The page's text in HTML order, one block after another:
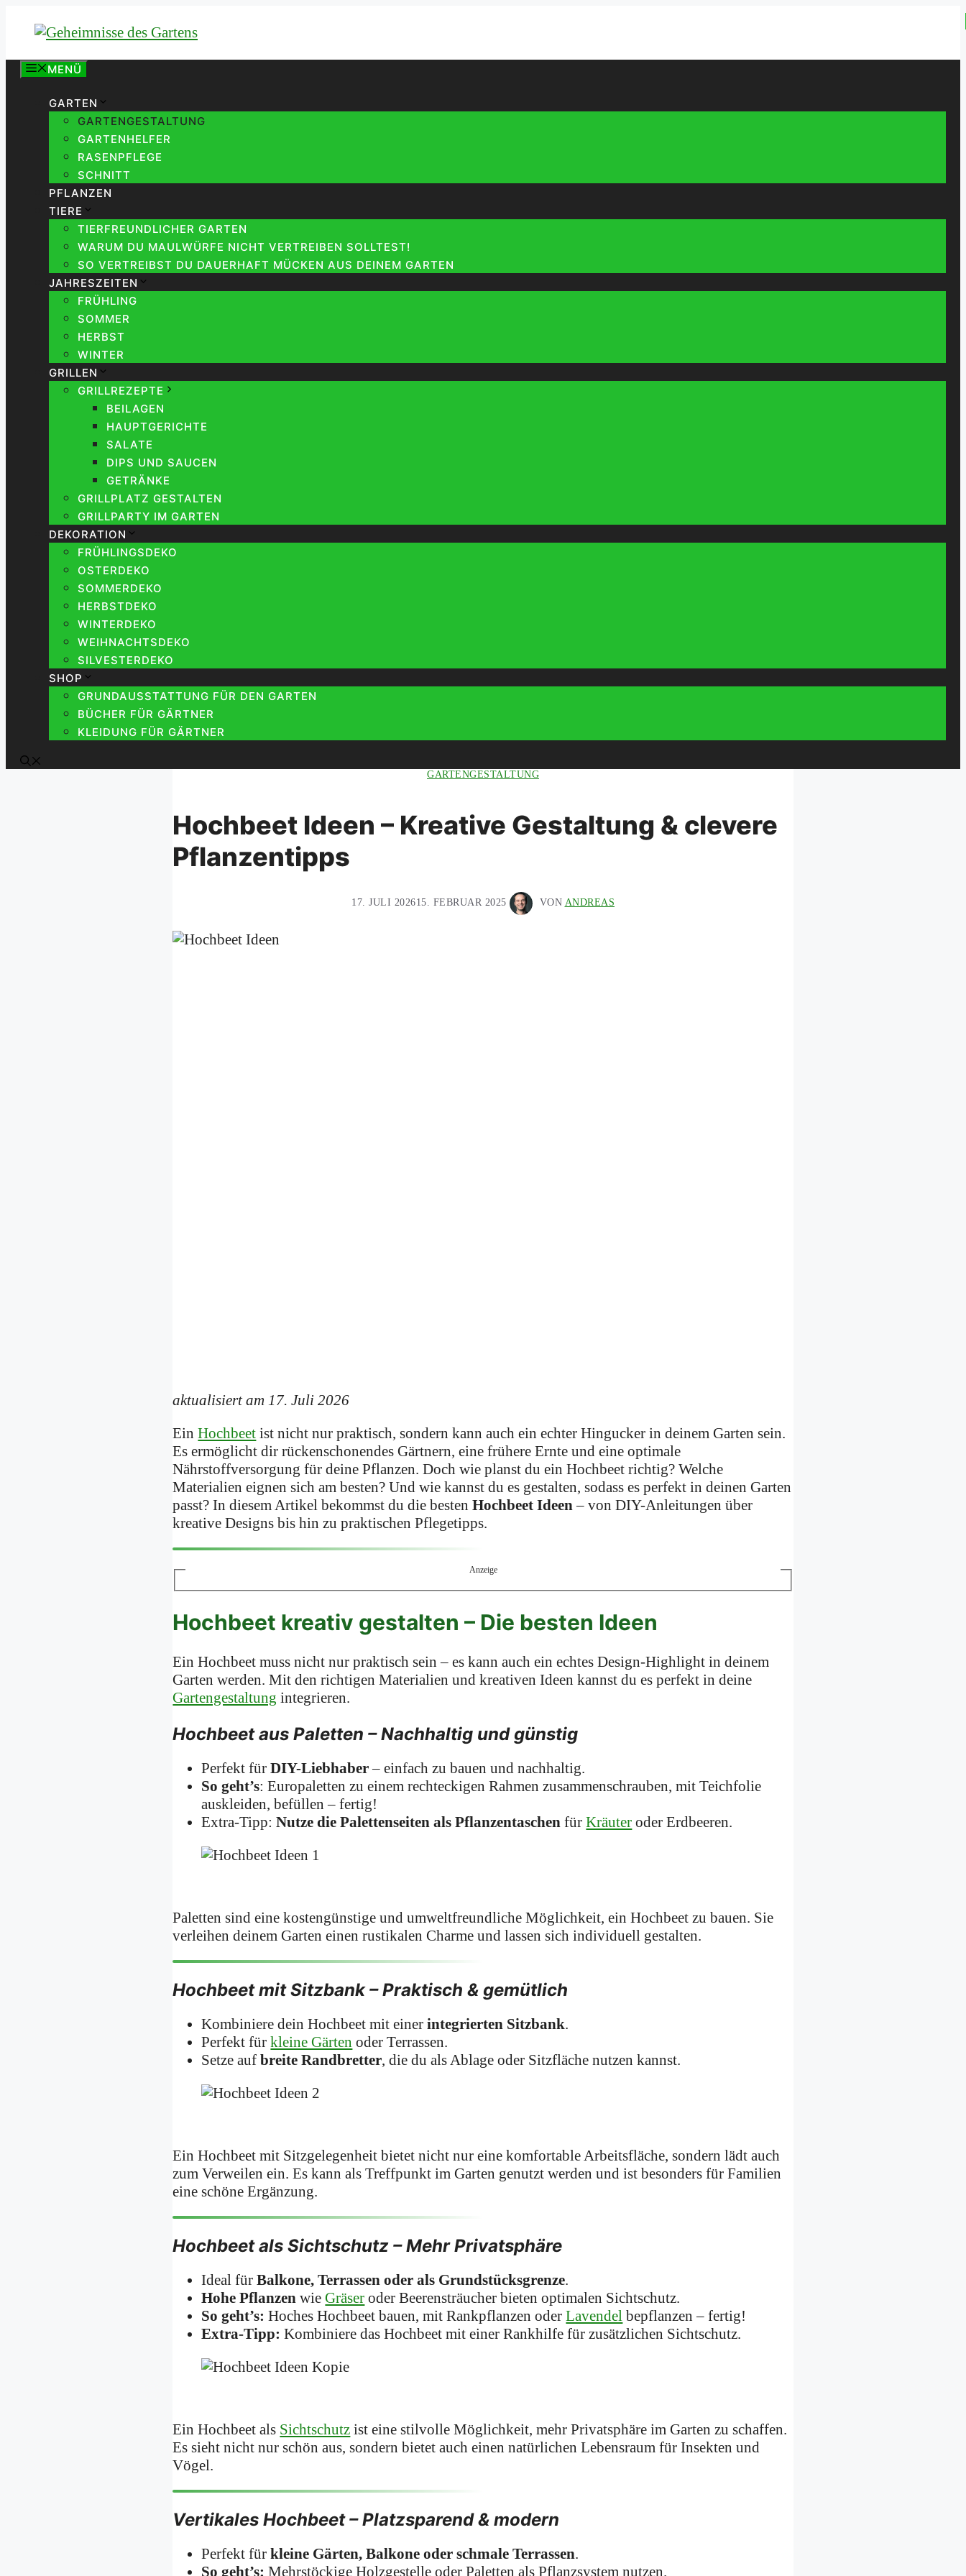
Inhalt
MENÜ
GARTEN
GARTENGESTALTUNG
GARTENHELFER
RASENPFLEGE
SCHNITT
PFLANZEN
TIERE
TIERFREUNDLICHER GARTEN
WARUM DU MAULWÜRFE NICHT VERTREIBEN SOLLTEST!
SO VERTREIBST DU DAUERHAFT MÜCKEN AUS DEINEM GARTEN
JAHRESZEITEN
FRÜHLING
SOMMER
HERBST
WINTER
GRILLEN
GRILLREZEPTE
BEILAGEN
HAUPTGERICHTE
SALATE
DIPS UND SAUCEN
GETRÄNKE
GRILLPLATZ GESTALTEN
GRILLPARTY IM GARTEN
DEKORATION
FRÜHLINGSDEKO
OSTERDEKO
SOMMERDEKO
HERBSTDEKO
WINTERDEKO
WEIHNACHTSDEKO
SILVESTERDEKO
SHOP
GRUNDAUSSTATTUNG FÜR DEN GARTEN
BÜCHER FÜR GÄRTNER
KLEIDUNG FÜR GÄRTNER
GARTENGESTALTUNG
Hochbeet Ideen – Kreative Gestaltung & clevere
Pflanzentipps
17. JULI 202615. FEBRUAR 2025 VON ANDREAS
aktualisiert am 17. Juli 2026
EinHochbeet ist nicht nur praktisch, sondern kann auch ein echter Hingucker in deinem Garten sein.
Es ermöglicht dir rückenschonendes Gärtnern, eine frühere Ernte und eine optimale
Nährstoffversorgung für deine Pflanzen. Doch wie planst du ein Hochbeet richtig? Welche
Materialien eignen sich am besten? Und wie kannst du es gestalten, sodass es perfekt in deinen Garten
passt? In diesem Artikel bekommst du die bestenHochbeet Ideen – von DIY-Anleitungen über
kreative Designs bis hin zu praktischen Pflegetipps.
Anzeige
Hochbeet kreativ gestalten – Die besten Ideen
Ein Hochbeet muss nicht nur praktisch sein – es kann auch ein echtes Design-Highlight in deinem
Garten werden. Mit den richtigen Materialien und kreativen Ideen kannst du es perfekt in deine
Gartengestaltung integrieren.
Hochbeet aus Paletten – Nachhaltig und günstig
Perfekt fürDIY-Liebhaber– einfach zu bauen und nachhaltig.
So geht’s: Europaletten zu einem rechteckigen Rahmen zusammenschrauben, mit Teichfolie
auskleiden, befüllen – fertig!
Extra-Tipp:Nutze die Palettenseiten als Pflanzentaschen fürKräuter oder Erdbeeren.
Paletten sind eine kostengünstige und umweltfreundliche Möglichkeit, ein Hochbeet zu bauen. Sie
verleihen deinem Garten einen rustikalen Charme und lassen sich individuell gestalten.
Hochbeet mit Sitzbank – Praktisch & gemütlich
Kombiniere dein Hochbeet mit einerintegrierten Sitzbank.
Perfekt fürkleine Gärten oder Terrassen.
Setze aufbreite Randbretter, die du als Ablage oder Sitzfläche nutzen kannst.
Ein Hochbeet mit Sitzgelegenheit bietet nicht nur eine komfortable Arbeitsfläche, sondern lädt auch
zum Verweilen ein. Es kann als Treffpunkt im Garten genutzt werden und ist besonders für Familien
eine schöne Ergänzung.
Hochbeet als Sichtschutz – Mehr Privatsphäre
Ideal fürBalkone, Terrassen oder als Grundstücksgrenze.
Hohe Pflanzen wieGräser oder Beerensträucher bieten optimalen Sichtschutz.
So geht’s: Hoches Hochbeet bauen, mit Rankpflanzen oderLavendel bepflanzen – fertig!
Extra-Tipp: Kombiniere das Hochbeet mit einer Rankhilfe für zusätzlichen Sichtschutz.
Ein Hochbeet als Sichtschutz ist eine stilvolle Möglichkeit, mehr Privatsphäre im Garten zu schaffen.
Es sieht nicht nur schön aus, sondern bietet auch einen natürlichen Lebensraum für Insekten und
Vögel.
Vertikales Hochbeet – Platzsparend & modern
Perfekt fürkleine Gärten, Balkone oder schmale Terrassen.
So geht’s: Mehrstöckige Holzgestelle oder Paletten als Pflanzsystem nutzen.